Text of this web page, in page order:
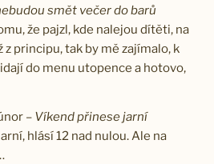
smět večer do barů
že pajzl, kde nalejou dítěti, na
z principu, tak by mě zajímalo, k
do menu utopence a hotovo,
– Víkend přinese jarní
hlásí 12 nad nulou. Ale na